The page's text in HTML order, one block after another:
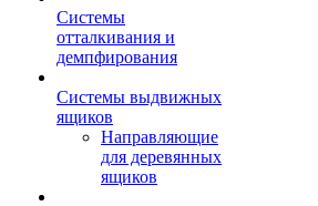
Системы
отталкивания и
демпфирования
Системы выдвижных
ящиков
Направляющие
для деревянных
ящиков